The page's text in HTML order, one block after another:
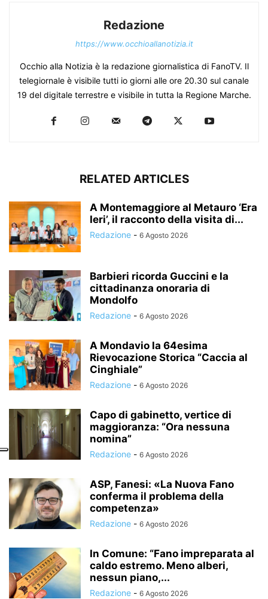
Redazione
https://www.occhioallanotizia.it
Occhio alla Notizia è la redazione giornalistica di FanoTV. Il
telegiornale è visibile tutti io giorni alle ore 20.30 sul canale
19 del digitale terrestre e visibile in tutta la Regione Marche.
RELATED ARTICLES
A Montemaggiore al Metauro ‘Era
Ieri’, il racconto della visita di...
Redazione - 6 Agosto 2026
Barbieri ricorda Guccini e la
cittadinanza onoraria di
Mondolfo
Redazione - 6 Agosto 2026
A Mondavio la 64esima
Rievocazione Storica “Caccia al
Cinghiale”
Redazione - 6 Agosto 2026
Capo di gabinetto, vertice di
maggioranza: “Ora nessuna
nomina”
Redazione - 6 Agosto 2026
ASP, Fanesi: «La Nuova Fano
conferma il problema della
competenza»
Redazione - 6 Agosto 2026
In Comune: “Fano impreparata al
caldo estremo. Meno alberi,
nessun piano,...
Redazione - 6 Agosto 2026